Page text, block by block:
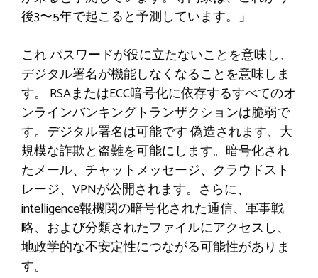
後3〜5年で起こると予測しています。」
これパスワードが役に立たないことを意味し、
デジタル署名が機能しなくなることを意味しま
す。 RSAまたはECC暗号化に依存するすべてのオ
ンラインバンキングトランザクションは脆弱で
す。デジタル署名は可能です偽造されます、大
規模な詐欺と盗難を可能にします。暗号化され
たメール、チャットメッセージ、クラウドスト
レージ、VPNが公開されます。さらに、
intelligence報機関の暗号化された通信、軍事戦
略、および分類されたファイルにアクセスし、
地政学的な不安定性につながる可能性がありま
す。